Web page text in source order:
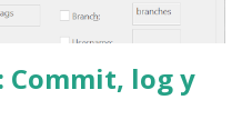
Commit, log y